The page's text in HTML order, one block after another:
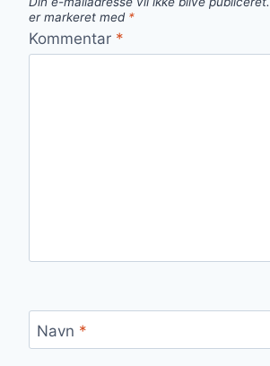
er markeret med *
Kommentar *
Navn *